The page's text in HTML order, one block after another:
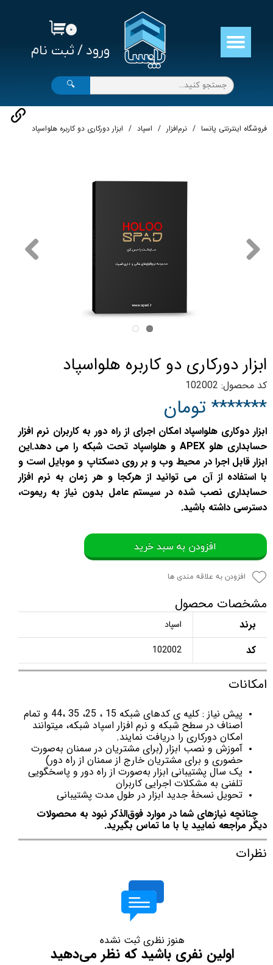
ورود / ثبت نام
حساب کاربری من
تغییر گذر واژه
سفارشات
خروج از حساب کاربری
۰
🔍
فروشگاه اینترنتی پانسا نرم‌افزار اسپاد ابزار دورکاری دو کاربره هلواسپاد
ابزار دورکاری دو کاربره هلواسپاد
کد محصول: 102002
******* تومان
ابزار دوکاری هلواسپاد امکان اجرای از راه دور به کاربران نرم افزار
حسابداری هلو APEX و هلواسپاد تحت شبکه را می دهد.این
ابزار قابل اجرا در محیط وب و بر روی دسکتاپ و موبایل است و
با استفاده از آن می توانید از هرکجا و هر زمان به نرم افزار
حسابداری نصب شده در سیستم عامل بدون نیاز به ریموت،
دسترسی داشته باشید.
افزودن به سبد خرید
افزودن به علاقه مندی ها
مشخصات محصول
برند اسپاد
کد 102002
امکانات
پیش نیاز : کلیه ی کدهای شبکه 15 ، 25، 35 ،44 و تمام
اصناف در سطح شبکه و نرم افزار اسپاد شبکه، میتوانند
امکان دورکاری را دریافت نمایند.
آموزش و نصب ابزار (برای مشتریان در سمنان به‌صورت
حضوری و برای مشتریان خارج از سمنان از راه دور)
یک سال پشتیبانی ابزار به‌صورت از راه دور و پاسخگویی
تلفنی به مشکلات اجرایی کاربران
تحویل نسخهٔ جدید ابزار در طول مدت پشتیبانی
چنانچه نیازهای شما در موارد فوق‌الذکر نبود به محصولات
دیگر مراجعه نمایید یا با ما تماس بگیرید.
نظرات
هنوز نظری ثبت نشده
اولین نفری باشید که نظر می‌دهید